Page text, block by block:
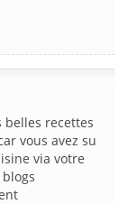
belles recettes
vous avez su
via votre